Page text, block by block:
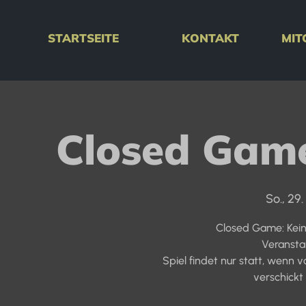
STARTSEITE KONTAKT
Closed
So.,
Closed Game:
Spiel findet nur statt, wenn
verschickt